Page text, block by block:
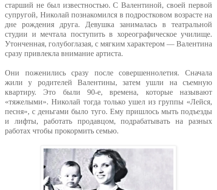
старший не был известностью. С Валентиной, своей первой
супругой, Николай познакомился в подростковом возрасте на
дне рождения друга. Девушка занималась в театральной
студии и мечтала поступить в хореографическое училище.
Утонченная, голубоглазая, с мягким характером — Валентина
сразу привлекла внимание артиста.
Они поженились сразу после совершеннолетия. Сначала
жили у родителей Валентины, затем ушли на съемную
квартиру. Это были 90-е, времена, которые называют
«тяжелыми». Николай тогда только ушел из группы «Лейся,
песня», с деньгами было туго. Ему пришлось мыть подъезды
и лифты, работать продавцом, подрабатывать на разных
работах чтобы прокормить семью.